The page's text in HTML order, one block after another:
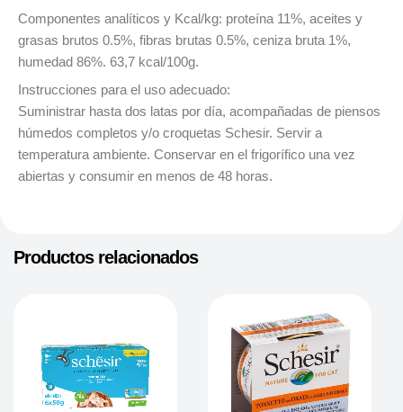
Componentes analíticos y Kcal/kg: proteína 11%, aceites y
grasas brutos 0.5%, fibras brutas 0.5%, ceniza bruta 1%,
humedad 86%. 63,7 kcal/100g.
Instrucciones para el uso adecuado:
Suministrar hasta dos latas por día, acompañadas de piensos
húmedos completos y/o croquetas Schesir. Servir a
temperatura ambiente. Conservar en el frigorífico una vez
abiertas y consumir en menos de 48 horas.
Productos relacionados